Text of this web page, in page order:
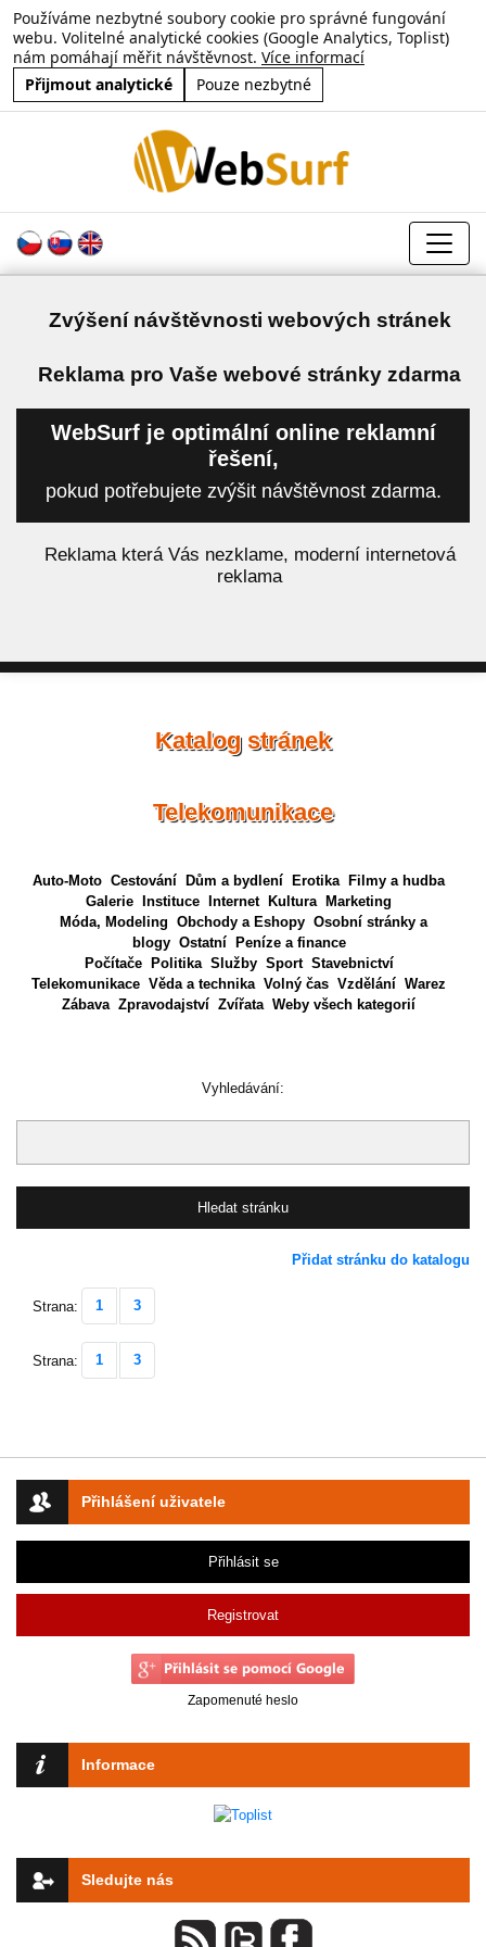
Používáme nezbytné soubory cookie pro správné fungování
webu. Volitelné analytické cookies (Google Analytics, Toplist)
nám pomáhají měřit návštěvnost. Více informací
Přijmout analytické
Pouze nezbytné
Zvýšení návštěvnosti webových stránek
Reklama pro Vaše webové stránky zdarma
WebSurf je optimální online reklamní
řešení,
pokud potřebujete zvýšit návštěvnost zdarma.
Reklama která Vás nezklame, moderní internetová
reklama
Přihlášení uživatele
Přihlásit se
Registrovat
Zapomenuté heslo
Informace
Sledujte nás
Katalog stránek
Telekomunikace
Auto-Moto Cestování Dům a bydlení Erotika
Filmy a hudba
Galerie
Instituce Internet Kultura
Marketing
Móda, Modeling Obchody a Eshopy Osobní stránky a
blogy Ostatní
Peníze a finance
Počítače
Politika Služby Sport Stavebnictví
Telekomunikace Věda a technika Volný čas Vzdělání Warez
Zábava Zpravodajství Zvířata Weby všech kategorií
Vyhledávání:
Přidat stránku do katalogu
Strana: 1 3
Strana: 1 3